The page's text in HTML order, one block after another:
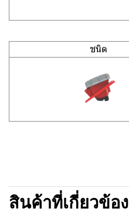
ชนิด
สินค้าที่เกี่ยวข้อง